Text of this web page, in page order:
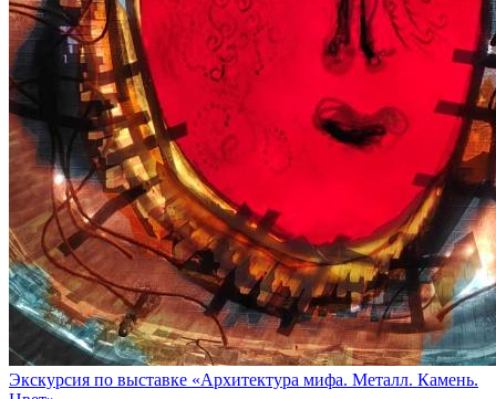
Экскурсия по выставке «Архитектура мифа. Металл. Камень.